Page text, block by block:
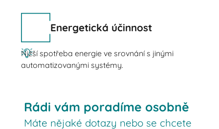
Energetická účinnost
Nižší spotřeba energie ve srovnání s jinými
automatizovanými systémy.
Rádi vám poradíme osobně
Máte nějaké dotazy nebo se chcete